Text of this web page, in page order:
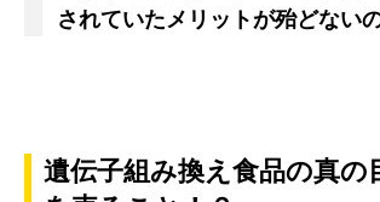
されていたメリットが殆どないの
遺伝子組み換え食品の真の